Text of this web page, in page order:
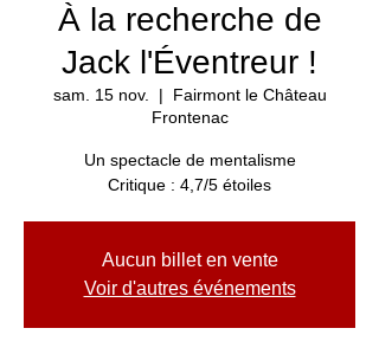
À la recherche de
Jack l'Éventreur !
sam. 15 nov.
  |
Fairmont le Château
Frontenac
Un spectacle de mentalisme
Critique : 4,7/5 étoiles
Aucun billet en vente
Voir d'autres événements